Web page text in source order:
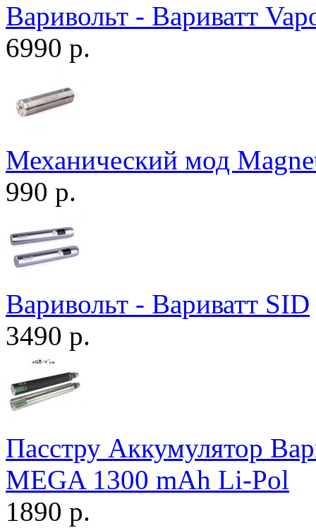
Варивольт - Вариватт
6990 р.
Механический мод
990 р.
Варивольт - Вариватт SID
3490 р.
Пасстру Аккумулятор
MEGA 1300 mAh Li-Pol
1890 р.